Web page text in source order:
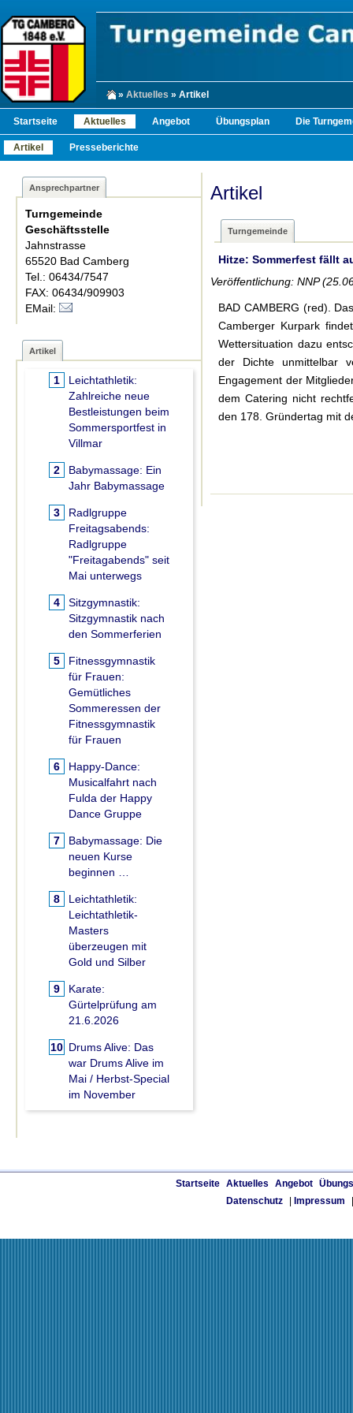
» Aktuelles » Artikel
Startseite Aktuelles Angebot Übungsplan Die
Artikel Presseberichte
Ansprechpartner
Turngemeinde
Geschäftsstelle
Jahnstrasse
65520 Bad Camberg
Tel.: 06434/7547
FAX: 06434/909903
EMail:
Artikel
1
Leichtathletik:
Zahlreiche neue
Bestleistungen beim
Sommersportfest in
Villmar
2 Babymassage: Ein
Jahr Babymassage
3
Radlgruppe
Freitagsabends:
Radlgruppe
"Freitagabends" seit
Mai unterwegs
4
Sitzgymnastik:
Sitzgymnastik nach
den Sommerferien
5
Fitnessgymnastik
für Frauen:
Gemütliches
Sommeressen der
Fitnessgymnastik
für Frauen
6
Happy-Dance:
Musicalfahrt nach
Fulda der Happy
Dance Gruppe
7 Babymassage: Die
neuen Kurse
beginnen …
8
Leichtathletik:
Leichtathletik-
Masters
überzeugen mit
Gold und Silber
9
Karate:
Gürtelprüfung am
21.6.2026
10 Drums Alive: Das
war Drums Alive im
Mai / Herbst-Special
im November
Artikel
Turngemeinde
Hitze: Sommerfest fällt
Veröffentlichung: NNP
BAD CAMBERG (red).
Camberger Kurpark
Wettersituation dazu
der Dichte unmittelbar
Engagement der
dem Catering nicht
den 178. Gründertag mit
Startseite Aktuelles Angebot
Datenschutz
Impressum